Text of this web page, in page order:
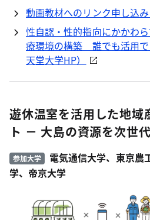
動画教材へのリンク申し込
性自認・性的指向にかかわ
療環境の構築 誰でも活用
天堂大学HP）
遊休温室を活用した地域
ト － 大島の資源を次世
参加大学
電気通信大学、東京農
学、帝京大学